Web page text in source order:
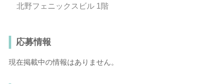
北野フェニックスビル 1階
応募情報
現在掲載中の情報はありません。